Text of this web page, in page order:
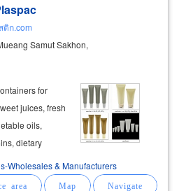
ติก.com
Samut Sakhon,
for
juices, fresh
oils,
dietary
liquid
Wholesales & Manufacturers